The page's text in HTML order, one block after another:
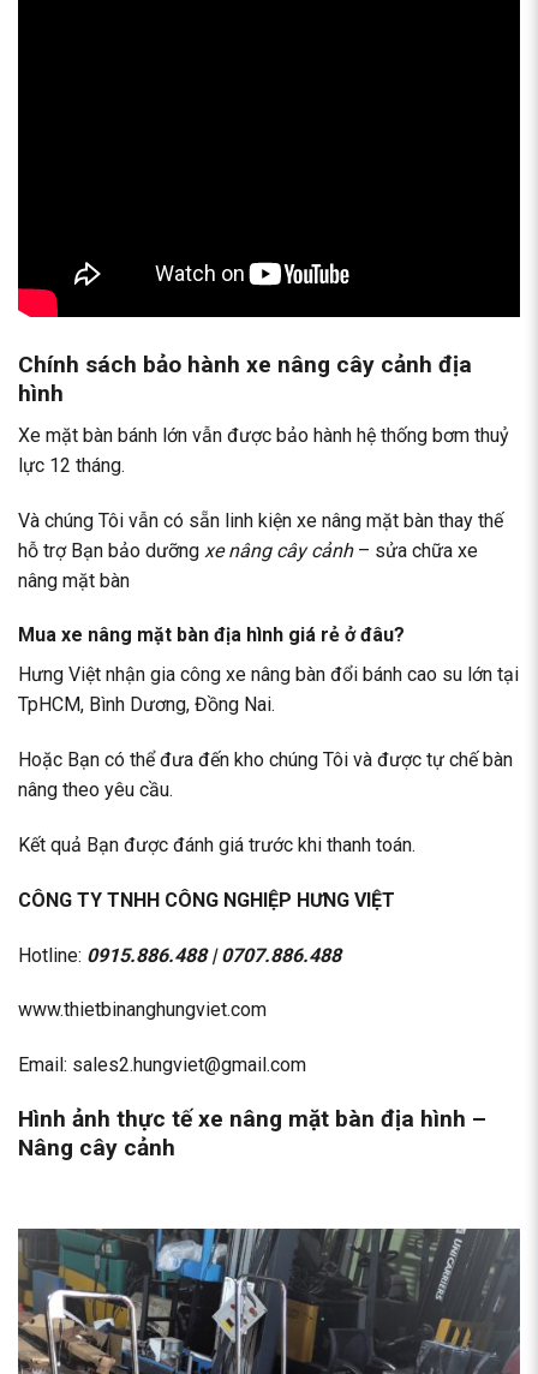
Chính sách bảo hành xe nâng cây cảnh địa
hình
Xe mặt bàn bánh lớn vẫn được bảo hành hệ thống bơm thuỷ
lực 12 tháng.
Và chúng Tôi vẫn có sẵn linh kiện xe nâng mặt bàn thay thế
hỗ trợ Bạn bảo dưỡng xe nâng cây cảnh– sửa chữa xe
nâng mặt bàn
Mua xe nâng mặt bàn địa hình giá rẻ ở đâu?
Hưng Việt nhận gia công xe nâng bàn đổi bánh cao su lớn tại
TpHCM, Bình Dương, Đồng Nai.
Hoặc Bạn có thể đưa đến kho chúng Tôi và được tự chế bàn
nâng theo yêu cầu.
Kết quả Bạn được đánh giá trước khi thanh toán.
CÔNG TY TNHH CÔNG NGHIỆP HƯNG VIỆT
Hotline: 0915.886.488 |0707.886.488
www.thietbinanghungviet.com
Email: sales2.hungviet@gmail.com
Hình ảnh thực tế xe nâng mặt bàn địa hình –
Nâng cây cảnh